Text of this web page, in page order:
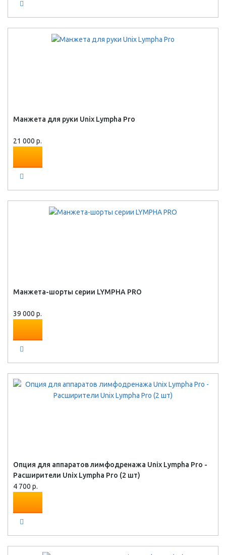
Манжета для руки Unix Lympha Pro
21 000 р.
Манжета-шорты серии LYMPHA PRO
39 000 р.
Опция для аппаратов лимфодренажа Unix Lympha Pro -
Расширители Unix Lympha Pro (2 шт)
4 700 р.